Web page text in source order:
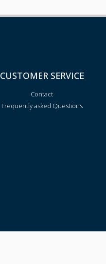
CUSTOMER SERVICE
Contact
Frequently asked Questions